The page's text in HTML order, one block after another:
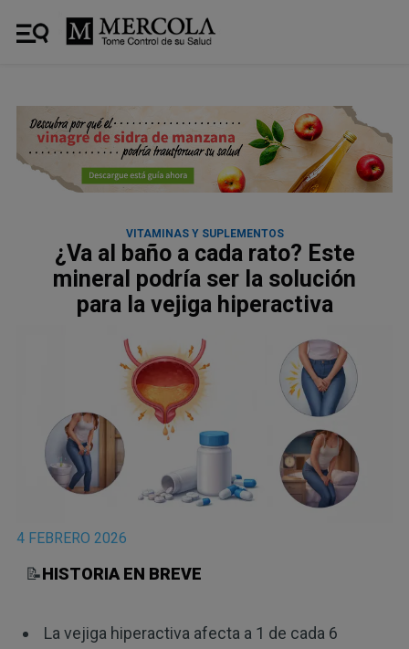
VITAMINAS Y SUPLEMENTOS
¿Va al baño a cada rato? Este
mineral podría ser la solución
para la vejiga hiperactiva
4 FEBRERO 2026
📝HISTORIA EN BREVE
La vejiga hiperactiva afecta a 1 de cada 6